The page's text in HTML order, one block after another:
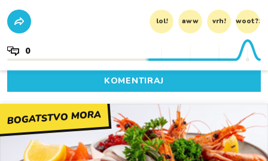
lol! aww vrh! woot?!
0
KOMENTIRAJ
BOGATSTVO MORA